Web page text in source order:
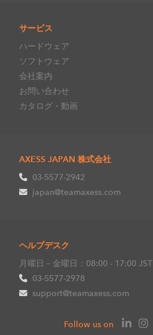
サービス
ハードウェア
ソフトウェア
会社案内
お問い合わせ
カタログ・動画
AXESS JAPAN 株式会社
03-5577-2942
japan@teamaxess.com
ヘルプデスク
月曜日－金曜日：08:00 - 17:00 JST
03-5577-2978
support@teamaxess.com
Follow us on